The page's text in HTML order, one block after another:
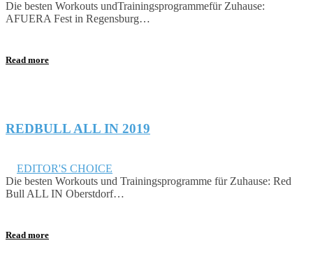
Die besten Workouts undTrainingsprogrammefür Zuhause:
AFUERA Fest in Regensburg…
Read more
REDBULL ALL IN 2019
EDITOR'S CHOICE
Die besten Workouts und Trainingsprogramme für Zuhause: Red
Bull ALL IN Oberstdorf…
Read more